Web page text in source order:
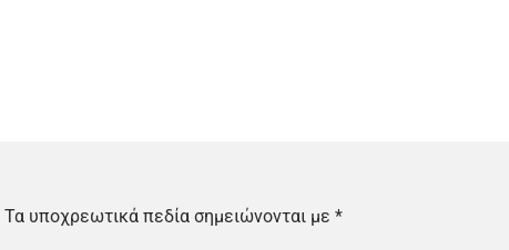
Τα υποχρεωτικά πεδία σημειώνονται με *